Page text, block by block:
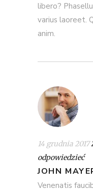
libero?
varius laoreet.
anim.
14 grudnia 2017
odpowiedzieć
JOHN
Venenatis